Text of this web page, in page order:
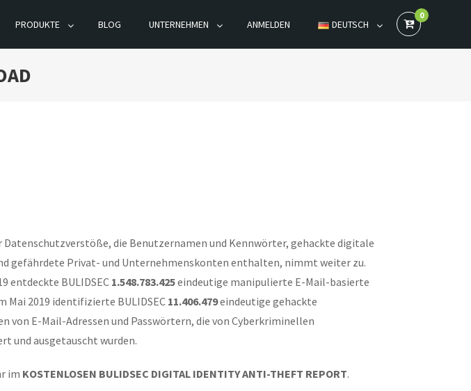
PRODUKTE BLOG UNTERNEHMEN ANMELDEN DEUTSCH
0
Datenschutzverstöße, die Benutzernamen und Kennwörter, gehackte digitale
gefährdete Privat- und Unternehmenskonten enthalten, nimmt weiter zu.
entdeckte BULIDSEC 1.548.783.425eindeutige manipulierte E-Mail-basierte
Mai 2019 identifizierte BULIDSEC 11.406.479eindeutige gehackte
von E-Mail-Adressen und Passwörtern, die von Cyberkriminellen
und ausgetauscht wurden.
im KOSTENLOSEN BULIDSEC DIGITAL IDENTITY ANTI-THEFT REPORT.